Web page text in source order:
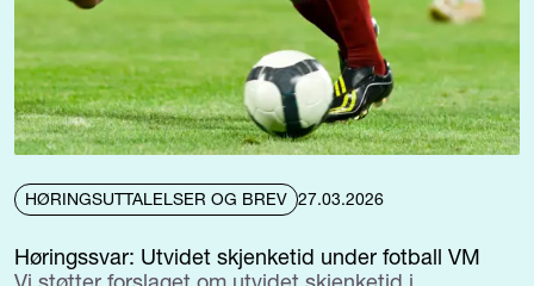
HØRINGSUTTALELSER OG BREV 27.03.2026
Høringssvar: Utvidet skjenketid under fotball VM